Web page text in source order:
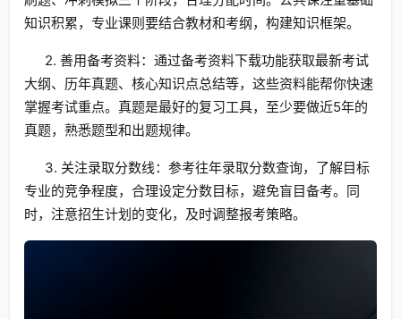
知识积累，专业课则要结合教材和考纲，构建知识框架。
2. 善用备考资料：通过备考资料下载功能获取最新考试
大纲、历年真题、核心知识点总结等，这些资料能帮你快速
掌握考试重点。真题是最好的复习工具，至少要做近5年的
真题，熟悉题型和出题规律。
3. 关注录取分数线：参考往年录取分数查询，了解目标
专业的竞争程度，合理设定分数目标，避免盲目备考。同
时，注意招生计划的变化，及时调整报考策略。